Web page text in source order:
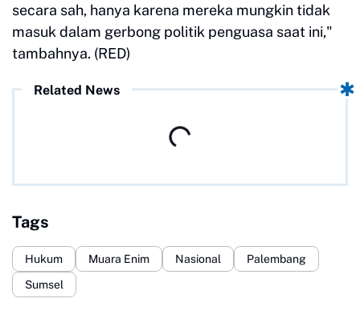
secara sah, hanya karena mereka mungkin tidak
masuk dalam gerbong politik penguasa saat ini,"
tambahnya. (RED)
Related News
Tags
Hukum Muara Enim Nasional
Palembang
Sumsel